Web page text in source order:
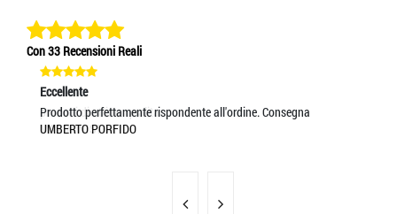
Con 33 Recensioni Reali
Eccellente
prodotti di ottima qualita
MAXIM NISTOR
Eccellente
Prodotto perfettamente rispondente all'ordine. Consegna
UMBERTO PORFIDO